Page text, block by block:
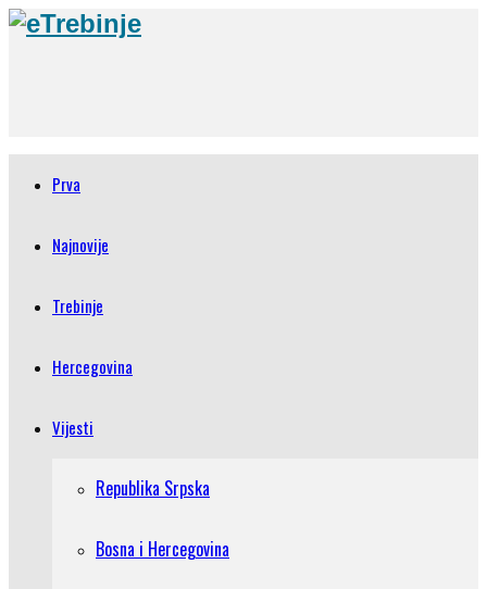
Prva
Najnovije
Trebinje
Hercegovina
Vijesti
Republika Srpska
Bosna i Hercegovina